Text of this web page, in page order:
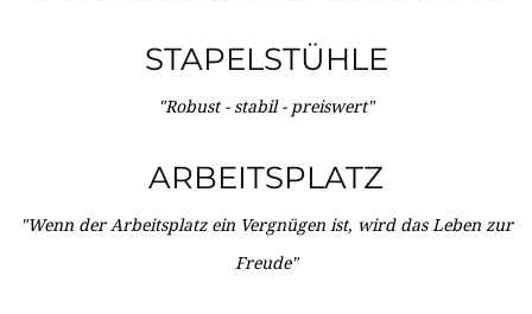
STAPELSTÜHLE
"Robust - stabil - preiswert"
ARBEITSPLATZ
"Wenn der Arbeitsplatz ein Vergnügen ist, wird das Leben zur
Freude"